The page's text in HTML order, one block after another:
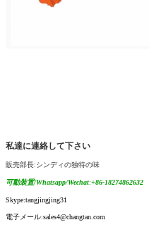
私達に連絡して下さい
販売部長:シンディの独特の味
可動装置/Whatsapp/Wechat:+86-18274862632
Skype:tangjingjing31
電子メール:sales4@changtan.com